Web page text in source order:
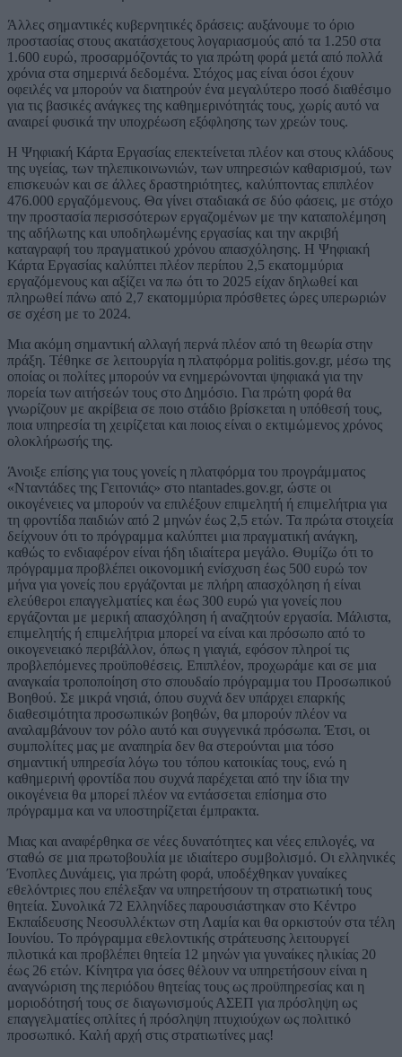
Άλλες σημαντικές κυβερνητικές δράσεις: αυξάνουμε το όριο
προστασίας στους ακατάσχετους λογαριασμούς από τα 1.250 στα
1.600 ευρώ, προσαρμόζοντάς το για πρώτη φορά μετά από πολλά
χρόνια στα σημερινά δεδομένα. Στόχος μας είναι όσοι έχουν
οφειλές να μπορούν να διατηρούν ένα μεγαλύτερο ποσό διαθέσιμο
για τις βασικές ανάγκες της καθημερινότητάς τους, χωρίς αυτό να
αναιρεί φυσικά την υποχρέωση εξόφλησης των χρεών τους.
Η Ψηφιακή Κάρτα Εργασίας επεκτείνεται πλέον και στους κλάδους
της υγείας, των τηλεπικοινωνιών, των υπηρεσιών καθαρισμού, των
επισκευών και σε άλλες δραστηριότητες, καλύπτοντας επιπλέον
476.000 εργαζόμενους. Θα γίνει σταδιακά σε δύο φάσεις, με στόχο
την προστασία περισσότερων εργαζομένων με την καταπολέμηση
της αδήλωτης και υποδηλωμένης εργασίας και την ακριβή
καταγραφή του πραγματικού χρόνου απασχόλησης. Η Ψηφιακή
Κάρτα Εργασίας καλύπτει πλέον περίπου 2,5 εκατομμύρια
εργαζόμενους και αξίζει να πω ότι το 2025 είχαν δηλωθεί και
πληρωθεί πάνω από 2,7 εκατομμύρια πρόσθετες ώρες υπερωριών
σε σχέση με το 2024.
Μια ακόμη σημαντική αλλαγή περνά πλέον από τη θεωρία στην
πράξη. Τέθηκε σε λειτουργία η πλατφόρμα politis.gov.gr, μέσω της
οποίας οι πολίτες μπορούν να ενημερώνονται ψηφιακά για την
πορεία των αιτήσεών τους στο Δημόσιο. Για πρώτη φορά θα
γνωρίζουν με ακρίβεια σε ποιο στάδιο βρίσκεται η υπόθεσή τους,
ποια υπηρεσία τη χειρίζεται και ποιος είναι ο εκτιμώμενος χρόνος
ολοκλήρωσής της.
Άνοιξε επίσης για τους γονείς η πλατφόρμα του προγράμματος
«Νταντάδες της Γειτονιάς» στο ntantades.gov.gr, ώστε οι
οικογένειες να μπορούν να επιλέξουν επιμελητή ή επιμελήτρια για
τη φροντίδα παιδιών από 2 μηνών έως 2,5 ετών. Τα πρώτα στοιχεία
δείχνουν ότι το πρόγραμμα καλύπτει μια πραγματική ανάγκη,
καθώς το ενδιαφέρον είναι ήδη ιδιαίτερα μεγάλο. Θυμίζω ότι το
πρόγραμμα προβλέπει οικονομική ενίσχυση έως 500 ευρώ τον
μήνα για γονείς που εργάζονται με πλήρη απασχόληση ή είναι
ελεύθεροι επαγγελματίες και έως 300 ευρώ για γονείς που
εργάζονται με μερική απασχόληση ή αναζητούν εργασία. Μάλιστα,
επιμελητής ή επιμελήτρια μπορεί να είναι και πρόσωπο από το
οικογενειακό περιβάλλον, όπως η γιαγιά, εφόσον πληροί τις
προβλεπόμενες προϋποθέσεις. Επιπλέον, προχωράμε και σε μια
αναγκαία τροποποίηση στο σπουδαίο πρόγραμμα του Προσωπικού
Βοηθού. Σε μικρά νησιά, όπου συχνά δεν υπάρχει επαρκής
διαθεσιμότητα προσωπικών βοηθών, θα μπορούν πλέον να
αναλαμβάνουν τον ρόλο αυτό και συγγενικά πρόσωπα. Έτσι, οι
συμπολίτες μας με αναπηρία δεν θα στερούνται μια τόσο
σημαντική υπηρεσία λόγω του τόπου κατοικίας τους, ενώ η
καθημερινή φροντίδα που συχνά παρέχεται από την ίδια την
οικογένεια θα μπορεί πλέον να εντάσσεται επίσημα στο
πρόγραμμα και να υποστηρίζεται έμπρακτα.
Μιας και αναφέρθηκα σε νέες δυνατότητες και νέες επιλογές, να
σταθώ σε μια πρωτοβουλία με ιδιαίτερο συμβολισμό. Οι ελληνικές
Ένοπλες Δυνάμεις, για πρώτη φορά, υποδέχθηκαν γυναίκες
εθελόντριες που επέλεξαν να υπηρετήσουν τη στρατιωτική τους
θητεία. Συνολικά 72 Ελληνίδες παρουσιάστηκαν στο Κέντρο
Εκπαίδευσης Νεοσυλλέκτων στη Λαμία και θα ορκιστούν στα τέλη
Ιουνίου. Το πρόγραμμα εθελοντικής στράτευσης λειτουργεί
πιλοτικά και προβλέπει θητεία 12 μηνών για γυναίκες ηλικίας 20
έως 26 ετών. Κίνητρα για όσες θέλουν να υπηρετήσουν είναι η
αναγνώριση της περιόδου θητείας τους ως προϋπηρεσίας και η
μοριοδότησή τους σε διαγωνισμούς ΑΣΕΠ για πρόσληψη ως
επαγγελματίες οπλίτες ή πρόσληψη πτυχιούχων ως πολιτικό
προσωπικό. Καλή αρχή στις στρατιωτίνες μας!